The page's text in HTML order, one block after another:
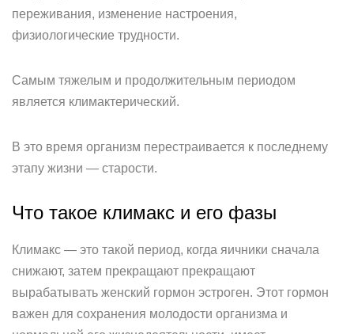
переживания, изменение настроения,
физиологические трудности.
Самым тяжелым и продолжительным периодом
является климактерический.
В это время организм перестраивается к последнему
этапу жизни — старости.
Что такое климакс и его фазы
Климакс — это такой период, когда яичники сначала
снижают, затем прекращают прекращают
вырабатывать женский гормон эстроген. Этот гормон
важен для сохранения молодости организма и